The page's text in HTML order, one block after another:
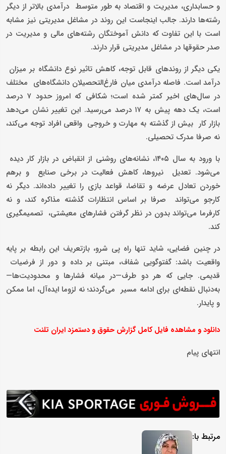
و حسابداری، مدیریت و اقتصاد به طور متوسط درآمدی بالاتر از دیگر
رشته‌ها دارند. جالب اینجاست این روند در مشاغل مدیریتی نیز مشابه
است با این تفاوت که دانش آموختگان رشته‌های مالی و مدیریت در
صدر حقوقها در مشاغل مدیریتی قرار دارند.
یکی دیگر از روندهای قابل توجه، کاهش تاثیر نوع دانشگاه بر میزان
درآمد است. فاصله درآمدی میان فارغ‌التحصیلان دانشگاه‌های مختلف
در سال‌های اخیر کمتر شده است؛ شکافی که امروز حدود ۷ درصد
است، یک دهه پیش به ۱۷ درصد می‌رسید. این تغییر نشان می‌دهد
بازار کار بیش از گذشته به مهارت و خروجی واقعی افراد توجه می‌کند،
نه صرفا مدرک تحصیلی.
با ورود به سال ۱۴۰۵، نشانه‌های روشنی از انقباض در بازار کار دیده
می‌شود. تعدیل نیروها، کاهش فعالیت در برخی صنایع و برهم
خوردن تعادل عرضه و تقاضا، قواعد بازی را تغییر داده‌اند. دیگر نه
کارجو می‌تواند صرفا بر اساس انتظارات گذشته مذاکره کند، و نه
کارفرما می‌تواند بدون در نظر گرفتن فشارهای معیشتی، تصمیمگیری
کند.
در چنین فضایی، شاید تنها راه پی شرو، بازتعریف این رابطه بر پایه
واقعیت باشد: گفتوگویی شفاف، مبتنی بر داده و دور از فرضیات
قدیمی. جایی که هر دو طرف—در میانه فشارها و محدودیت‌ها—
به‌دنبال نقطه‌ای برای ادامه مسیر می‌گردند؛ نه لزوما ایده‌آل، اما ممکن
و پایدار.
دانلود و مشاهده فایل کامل گزارش حقوق و دستمزد ایران تلنت
انتهای پیام
مرتبط با: